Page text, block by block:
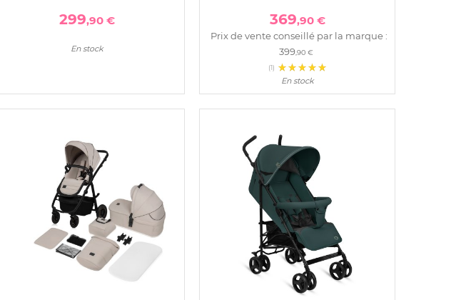
299,90 €
En stock
369,90 €
Prix de vente conseillé par la marque :
399,90 €
(1)
En stock